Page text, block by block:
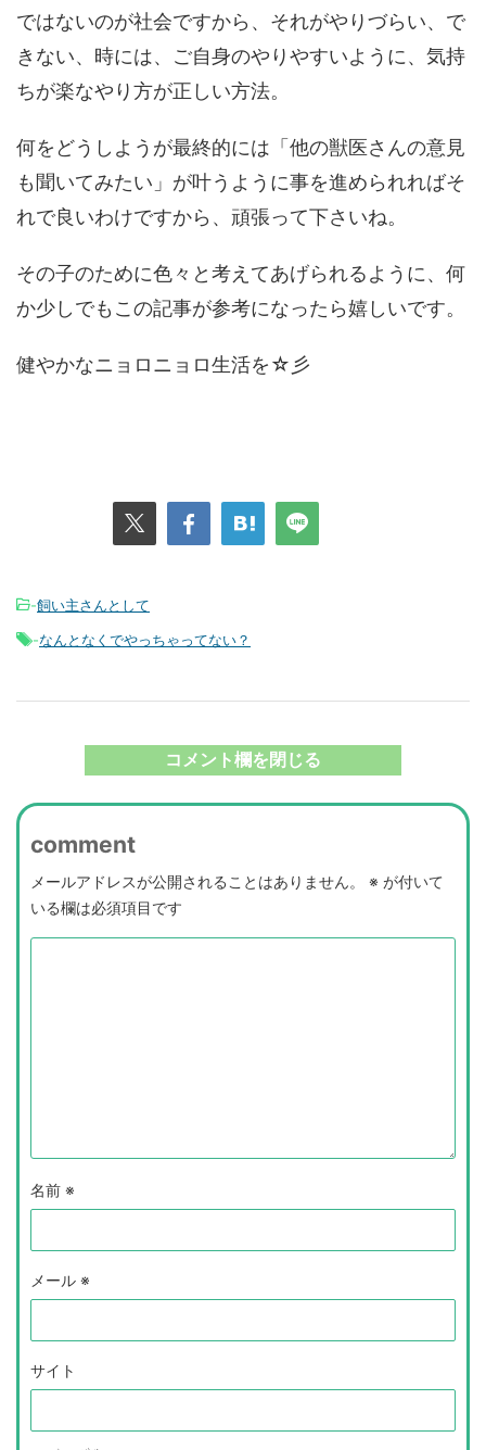
ではないのが社会ですから、それがやりづらい、で
きない、時には、ご自身のやりやすいように、気持
ちが楽なやり方が正しい方法。
何をどうしようが最終的には「他の獣医さんの意見
も聞いてみたい」が叶うように事を進められればそ
れで良いわけですから、頑張って下さいね。
その子のために色々と考えてあげられるように、何
か少しでもこの記事が参考になったら嬉しいです。
健やかなニョロニョロ生活を☆彡
-飼い主さんとして
-なんとなくでやっちゃってない？
コメント欄を閉じる
comment
メールアドレスが公開されることはありません。 ※ が付いて
いる欄は必須項目です
名前 ※
メール ※
サイト